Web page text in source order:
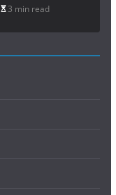
3 min read